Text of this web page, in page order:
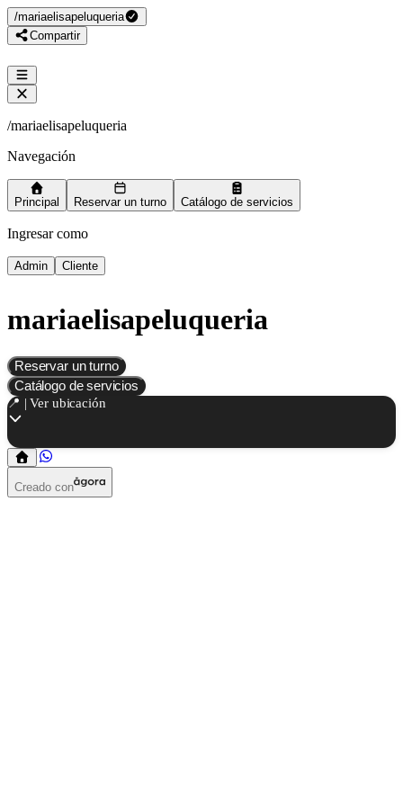
/mariaelisapeluqueria
Compartir
/mariaelisapeluqueria
Navegación
Principal Reservar un turno Catálogo de servicios
Ingresar como
Admin Cliente
mariaelisapeluqueria
Reservar un turno
Catálogo de servicios
📍 | Ver ubicación
Creado con